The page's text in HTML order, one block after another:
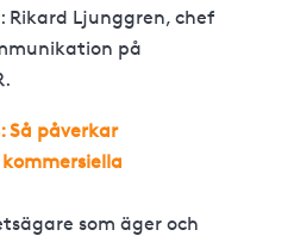
Rikard Ljunggren, chef
på
Så påverkar
som äger och